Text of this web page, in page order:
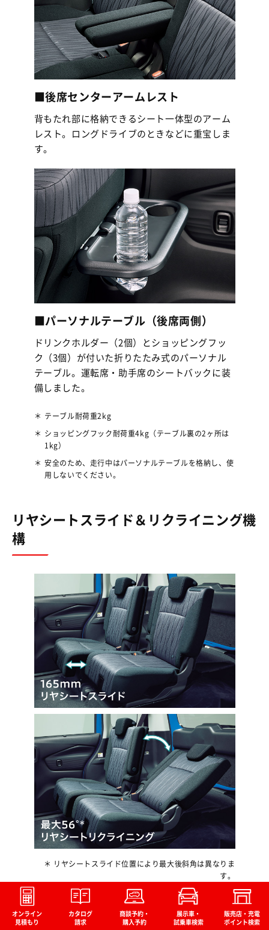
■後席センターアームレスト
背もたれ部に格納できるシート一体型のアーム
レスト。ロングドライブのときなどに重宝しま
す。
■パーソナルテーブル（後席両側）
ドリンクホルダー（2個）とショッピングフッ
ク（3個）が付いた折りたたみ式のパーソナル
テーブル。運転席・助手席のシートバックに装
備しました。
＊ テーブル耐荷重2kg
＊
ショッピングフック耐荷重4kg（テーブル裏の2ヶ所は
1kg）
＊ 安全のため、走行中はパーソナルテーブルを格納し、使
用しないでください。
リヤシートスライド＆リクライニング機
構
＊ リヤシートスライド位置により最大後斜角は異なりま
す。
後席の足元スペースもシート角度も好みに合わ
オンライン
見積もり （別ウィンドウで開く）
カタログ
請求（別ウィンドウで開く）
商談予約・
購入予約（別ウィンドウで開く）
展示車・
試乗車検索（別ウィンドウで開く）
販売店・充電
ポイント検索（